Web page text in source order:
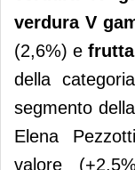
verdura V
(2,6%) e
della
segmento
Elena
valore